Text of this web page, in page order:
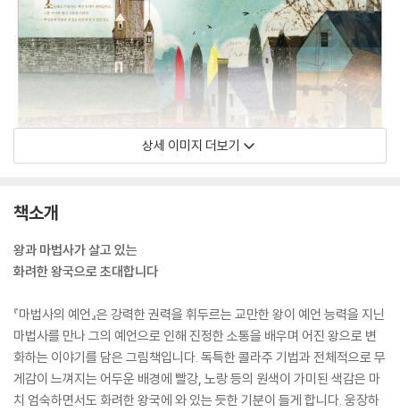
상세 이미지 더보기
책소개
왕과 마법사가 살고 있는
화려한 왕국으로 초대합니다
『마법사의 예언』은 강력한 권력을 휘두르는 교만한 왕이 예언 능력을 지닌
마법사를 만나 그의 예언으로 인해 진정한 소통을 배우며 어진 왕으로 변
화하는 이야기를 담은 그림책입니다. 독특한 콜라주 기법과 전체적으로 무
게감이 느껴지는 어두운 배경에 빨강, 노랑 등의 원색이 가미된 색감은 마
치 엄숙하면서도 화려한 왕국에 와 있는 듯한 기분이 들게 합니다. 웅장하